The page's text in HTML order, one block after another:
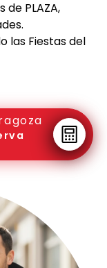
PLAZA,
las Fiestas del